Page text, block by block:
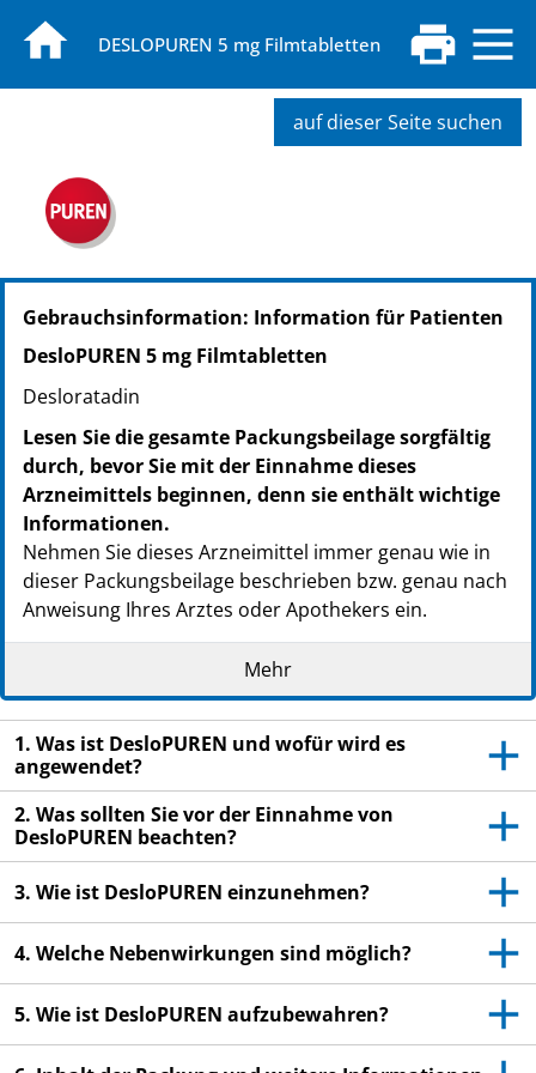
DESLOPUREN 5 mg Filmtabletten
auf dieser Seite suchen
PZN: 16861744
PPN: 111686174409
PZN: 16861750
PZN: 16861767
PPN: 111686176762
Gebrauchsinformation: Information für Patienten
DesloPUREN 5 mg Filmtabletten
Desloratadin
Lesen Sie die gesamte Packungsbeilage sorgfältig
durch, bevor Sie mit der Einnahme dieses
Arzneimittels beginnen, denn sie enthält wichtige
Informationen.
Nehmen Sie dieses Arzneimittel immer genau wie in
dieser Packungsbeilage beschrieben bzw. genau nach
Anweisung Ihres Arztes oder Apothekers ein.
Heben Sie die Packungsbeilage auf. Vielleicht
möchten Sie diese später nochmals lesen.
Fragen Sie Ihren Apotheker, wenn Sie weitere
Informationen oder einen Rat benötigen.
Wenn Sie Nebenwirkungen bemerken, wenden Sie
sich an Ihren Arzt oder Apotheker. Dies gilt auch
für Nebenwirkungen, die nicht in dieser
Packungsbeilage angegeben sind. Siehe Abschnitt
4.
Wenn Sie sich nach 10 Tagen nicht besser oder
gar schlechter fühlen, wenden Sie sich an Ihren
Arzt.
Mehr
1. Was ist DesloPUREN und wofür wird es
angewendet?
2. Was sollten Sie vor der Einnahme von
DesloPUREN beachten?
3. Wie ist DesloPUREN einzunehmen?
4. Welche Nebenwirkungen sind möglich?
5. Wie ist DesloPUREN aufzubewahren?